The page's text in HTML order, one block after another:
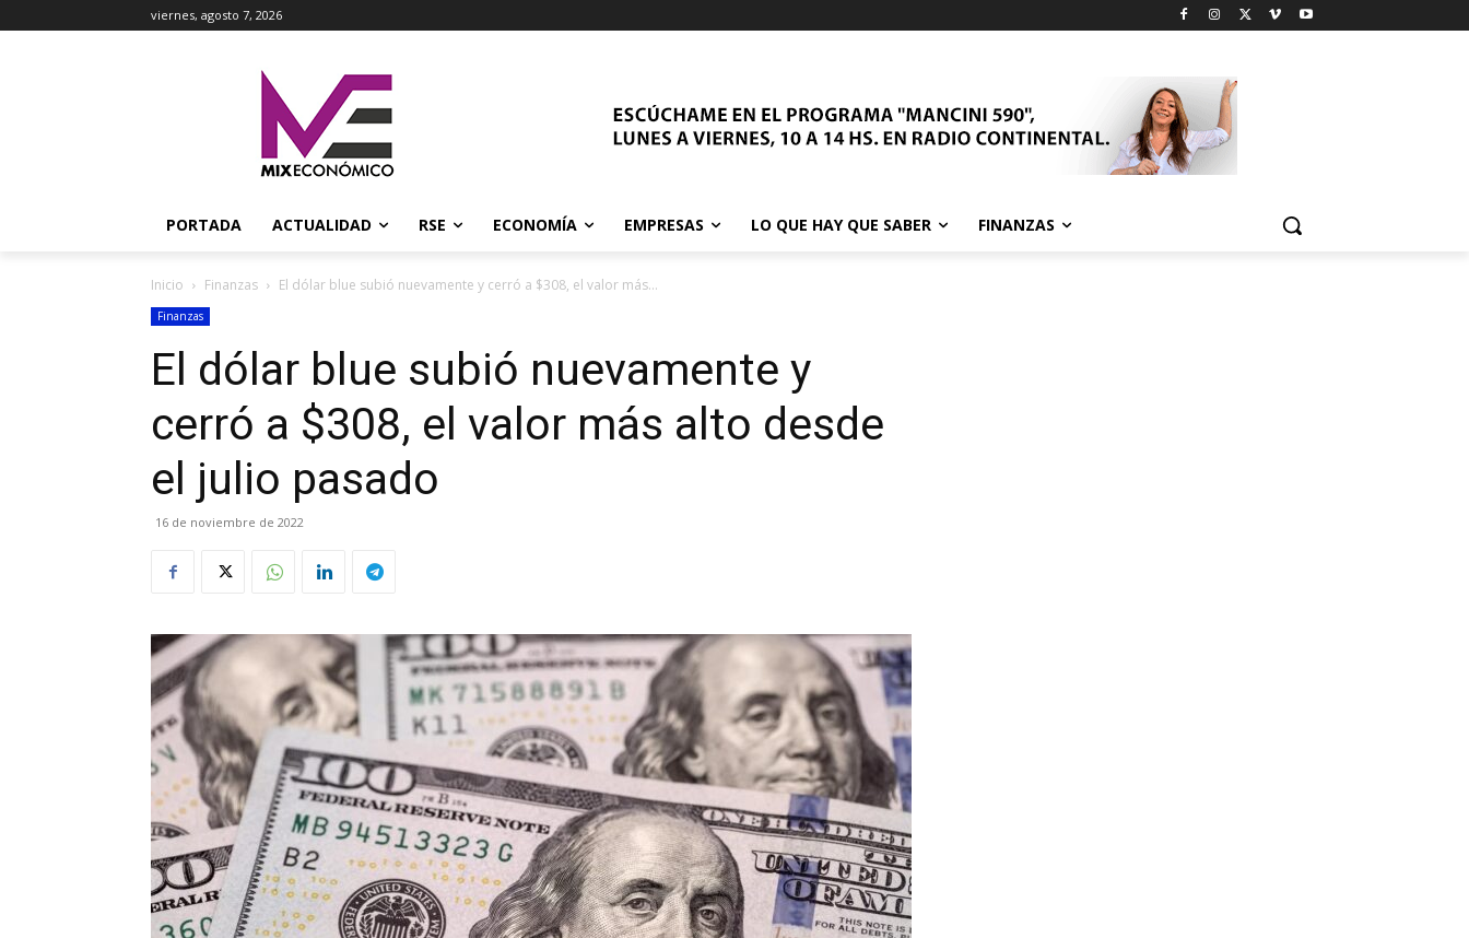
viernes, agosto 7, 2026
PORTADA ACTUALIDAD RSE ECONOMÍA EMPRESAS LO QUE HAY QUE SABER FINANZAS
Inicio Finanzas El dólar blue subió nuevamente y cerró a $308, el valor más...
Finanzas
El dólar blue subió nuevamente y
cerró a $308, el valor más alto desde
el julio pasado
16 de noviembre de 2022